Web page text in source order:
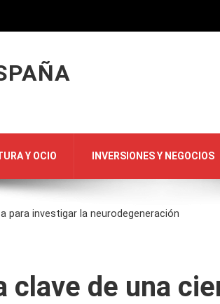
Y OCIO INVERSIONES Y NEGOCIOS
para investigar la neurodegeneración
clave de una